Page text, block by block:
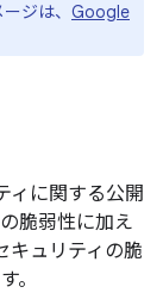
ジは、 Google
ィに関する公開
脆弱性に加え
キュリティの脆
。